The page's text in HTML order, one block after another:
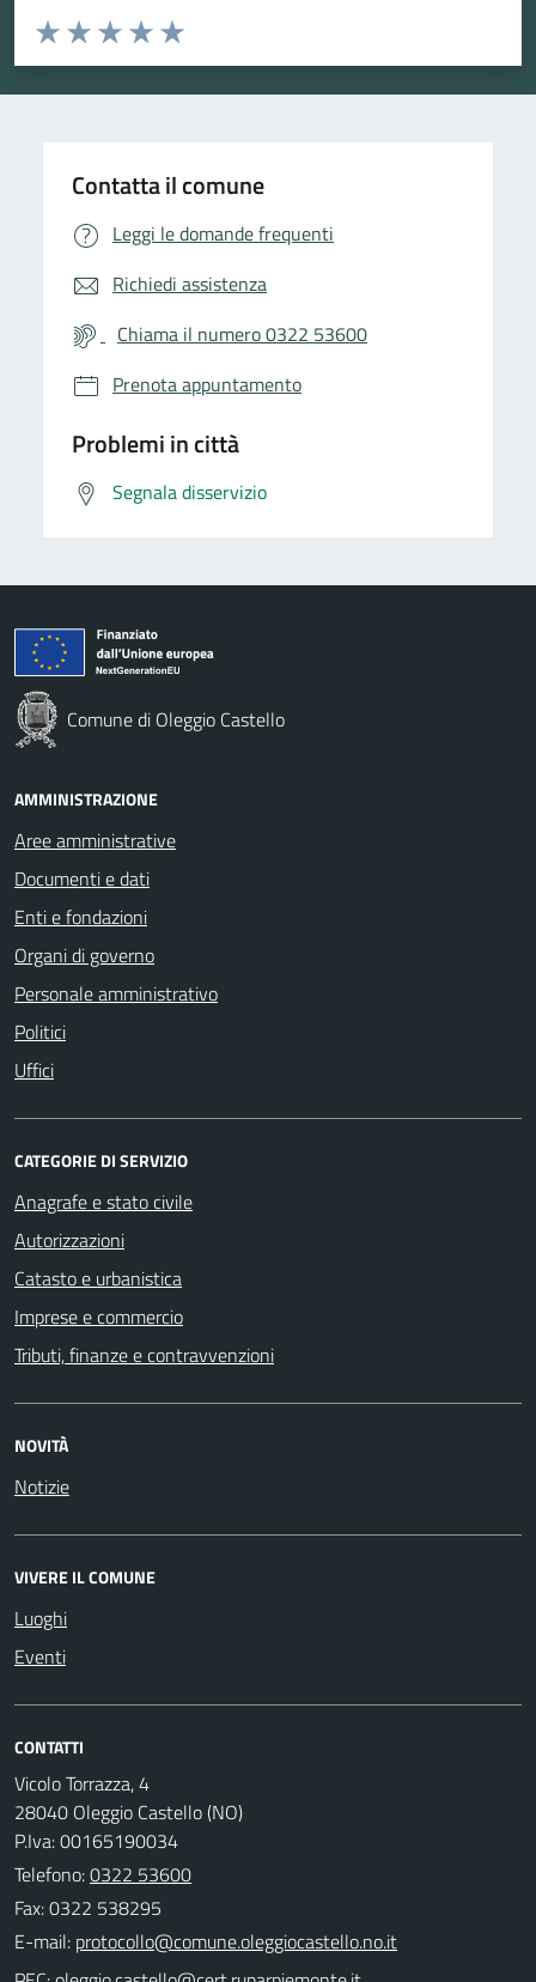
Valuta da 1 a 5 stelle la pagina
Valuta 5 stelle su 5
Valuta 4 stelle su 5
Valuta 3 stelle su 5
Valuta 2 stelle su 5
Valuta 1 stelle su 5
Contatta il comune
Leggi le domande frequenti
Richiedi assistenza
Chiama il numero 0322 53600
Prenota appuntamento
Problemi in città
Segnala disservizio
Comune di Oleggio Castello
AMMINISTRAZIONE
Aree amministrative
Documenti e dati
Enti e fondazioni
Organi di governo
Personale amministrativo
Politici
Uffici
CATEGORIE DI SERVIZIO
Anagrafe e stato civile
Autorizzazioni
Catasto e urbanistica
Imprese e commercio
Tributi, finanze e contravvenzioni
NOVITÀ
Notizie
VIVERE IL COMUNE
Luoghi
Eventi
CONTATTI
Vicolo Torrazza, 4
28040 Oleggio Castello (NO)
P.Iva: 00165190034
Telefono:0322 53600
Fax: 0322 538295
E-mail: